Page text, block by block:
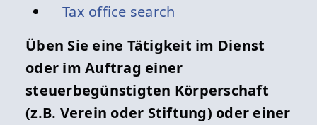
Tax office search
Üben Sie eine Tätigkeit im Dienst
oder im Auftrag einer
steuerbegünstigten Körperschaft
(z.B. Verein oder Stiftung) oder einer